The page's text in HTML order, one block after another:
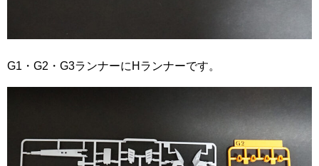
G1・G2・G3ランナーにHランナーです。